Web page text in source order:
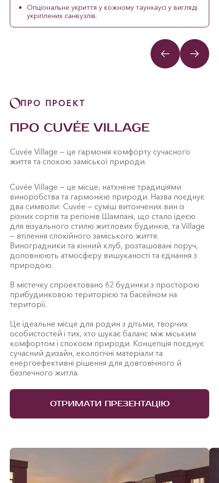
Опціональне укриття у кожному таунхаусі у вигляді
укріплених санвузлів.
ПРО ПРОЕКТ
ПРО CUVÉE VILLAGE
Cuvée Village — це гармонія комфорту сучасного
життя та спокою заміської природи.
Cuvée Village — це місце, натхнене традиціями
виноробства та гармонією природи. Назва поєднує
два символи: Cuvée — суміш витончених вин із
різних сортів та регіонів Шампані, що стало ідеєю
для візуального стилю житлових будинків, та Village
— втілення спокійного заміського життя.
Виноградники та кінний клуб, розташовані поруч,
доповнюють атмосферу вишуканості та єднання з
природою.
В містечку спроектовано 62 будинки з просторою
прибудинковою територією та басейном на
території.
Це ідеальне місце для родин з дітьми, творчих
особистостей і тих, хто шукає баланс між міським
комфортом і спокоєм природи. Концепція поєднує
сучасний дизайн, екологічні матеріали та
енергоефективні рішення для довговічного й
безпечного житла.
ОТРИМАТИ ПРЕЗЕНТАЦІЮ